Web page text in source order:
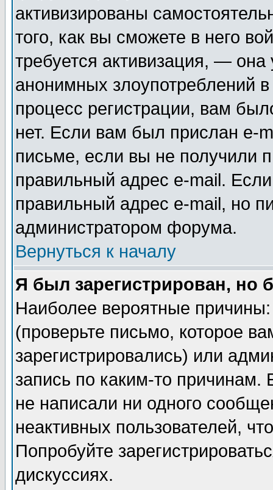
активизированы
того, как вы сможете в него
требуется активизация, —
анонимных злоупотреблений
процесс регистрации, вам
нет. Если вам был прислан e-
письме, если вы не получили
правильный адрес e-mail.
правильный адрес e-mail, но
администратором форума.
Вернуться к началу
Я был зарегистрирован, но
Наиболее вероятные
(проверьте письмо, которое
зарегистрировались) или
запись по каким-то
не написали ни одного
неактивных пользователей,
Попробуйте
дискуссиях.